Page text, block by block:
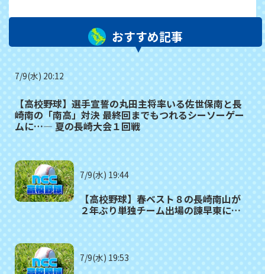
おすすめ記事
7/9(水) 20:12
【高校野球】選手宣誓の丸田主将率いる佐世保南と長
崎南の「南高」対決 最終回までもつれるシーソーゲー
ムに…― 夏の長崎大会１回戦
7/9(水) 19:44
【高校野球】春ベスト８の長崎南山が
２年ぶり単独チーム出場の諫早東に１
7/9(水) 19:53